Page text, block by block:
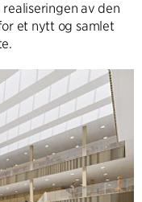
av den
et nytt og samlet